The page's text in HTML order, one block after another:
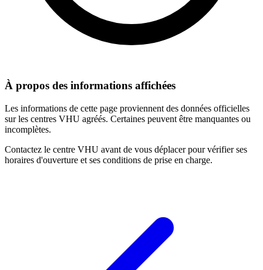
À propos des informations affichées
Les informations de cette page proviennent des données officielles
sur les centres VHU agréés. Certaines peuvent être manquantes ou
incomplètes.
Contactez le centre VHU avant de vous déplacer pour vérifier ses
horaires d'ouverture et ses conditions de prise en charge.